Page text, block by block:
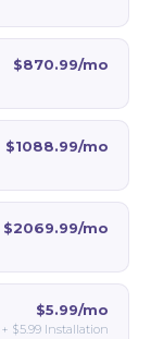
$870.99/mo
$1088.99/mo
$2069.99/mo
$5.99/mo
+ $5.99 Installation